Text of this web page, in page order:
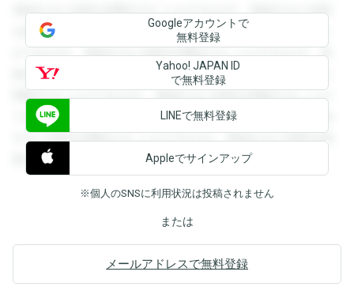
登録すると回答を閲覧することができます。登録すると回答
を閲覧することができます。登録すると回答を閲覧すること
ができます。登録すると回答を閲覧することができます。登
録すると回答を閲覧することができます。登録すると回答を
閲覧することができます。登録すると回答を閲覧することが
できます。登録すると回答を閲覧することができます。登録
すると回答を閲覧することができます。登録すると回答を閲
覧することができます。
Googleアカウントで
無料登録
Yahoo! JAPAN ID
で無料登録
LINEで無料登録
Appleでサインアップ
※個人のSNSに利用状況は投稿されません
または
メールアドレスで無料登録